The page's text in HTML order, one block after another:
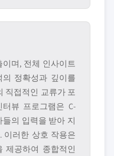
며, 전체 인사이트
정확성과 깊이를
직접적인 교류가 포
뷰 프로그램은 C-
의 입력을 받아 지
이러한 상호 작용은
제공하여 종합적인